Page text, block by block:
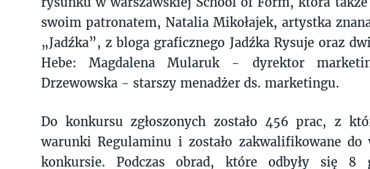
swoim patronatem, Natalia Mikołajek, artystka
„Jadźka”, z bloga graficznego Jadźka Rysuje oraz
Hebe: Magdalena Mularuk - dyrektor
Drzewowska - starszy menadżer ds. marketingu.
Do konkursu zgłoszonych zostało 456 prac, z
warunki Regulaminu i zostało zakwalifikowane do
konkursie. Podczas obrad, które odbyły się